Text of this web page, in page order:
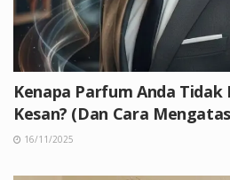
Kenapa Parfum Anda
Kesan? (Dan Cara
16/11/2025